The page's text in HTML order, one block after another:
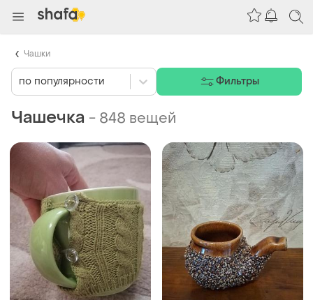
Чашечка - 848 вещей
по популярности Фильтры
Чашки